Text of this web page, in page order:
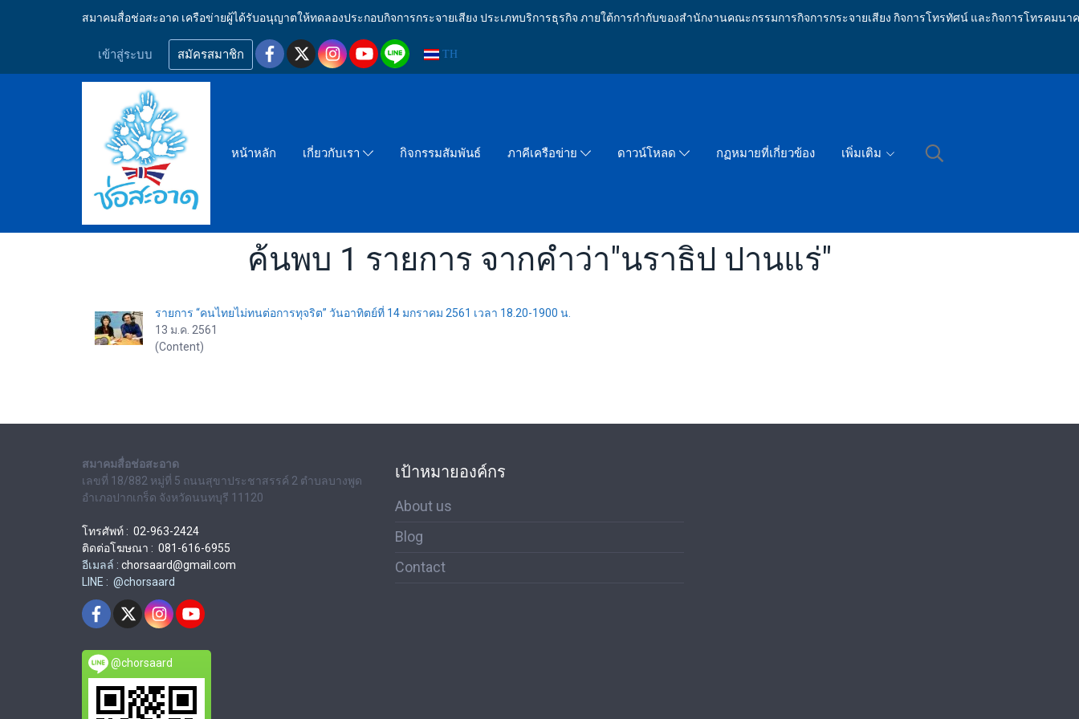
สมาคมสื่อช่อสะอาด เครือข่ายผู้ได้รับอนุญาตให้ทดลองประกอบกิจการกระจายเสียง ประเภทบริการธุรกิจ ภายใต้การกำกับของสำนักงานคณะกรรมการกิจการกระจายเสียง กิจการโทรทัศน์ และกิจการโทรคมนา
เข้าสู่ระบบ สมัครสมาชิก TH
หน้าหลัก เกี่ยวกับเรา กิจกรรมสัมพันธ์ ภาคีเครือข่าย ดาวน์โหลด กฏหมายที่เกี่ยวข้อง เพิ่มเติม
ค้นพบ 1 รายการ จากคำว่า"นราธิป ปานแร่"
รายการ “คนไทยไม่ทนต่อการทุจริต” วันอาทิตย์ที่ 14 มกราคม 2561 เวลา 18.20-1900 น.
13 ม.ค. 2561
(Content)
สมาคมสื่อช่อสะอาด
เลขที่ 18/882 หมู่ที่ 5 ถนนสุขาประชาสรรค์ 2 ตำบลบางพูด
อำเภอปากเกร็ด จังหวัดนนทบุรี 11120
โทรศัพท์ : 02-963-2424
ติดต่อโฆษณา : 081-616-6955
อีเมลล์ : chorsaard@gmail.com
LINE : @chorsaard
@chorsaard
เป้าหมายองค์กร
About us
Blog
Contact